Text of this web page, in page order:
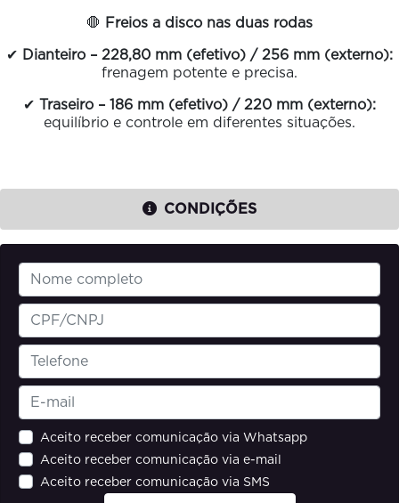
🛑 Freios a disco nas duas rodas
✔ Dianteiro – 228,80 mm (efetivo) / 256 mm (externo):
frenagem potente e precisa.
✔ Traseiro – 186 mm (efetivo) / 220 mm (externo):
equilíbrio e controle em diferentes situações.
CONDIÇÕES
Aceito receber comunicação via Whatsapp
Aceito receber comunicação via e-mail
Aceito receber comunicação via SMS